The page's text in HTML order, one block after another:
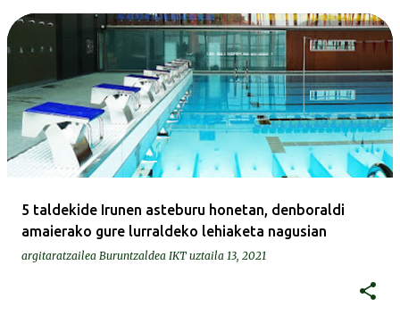
5 taldekide Irunen asteburu honetan, denboraldi
amaierako gure lurraldeko lehiaketa nagusian
argitaratzailea Buruntzaldea IKT uztaila 13, 2021